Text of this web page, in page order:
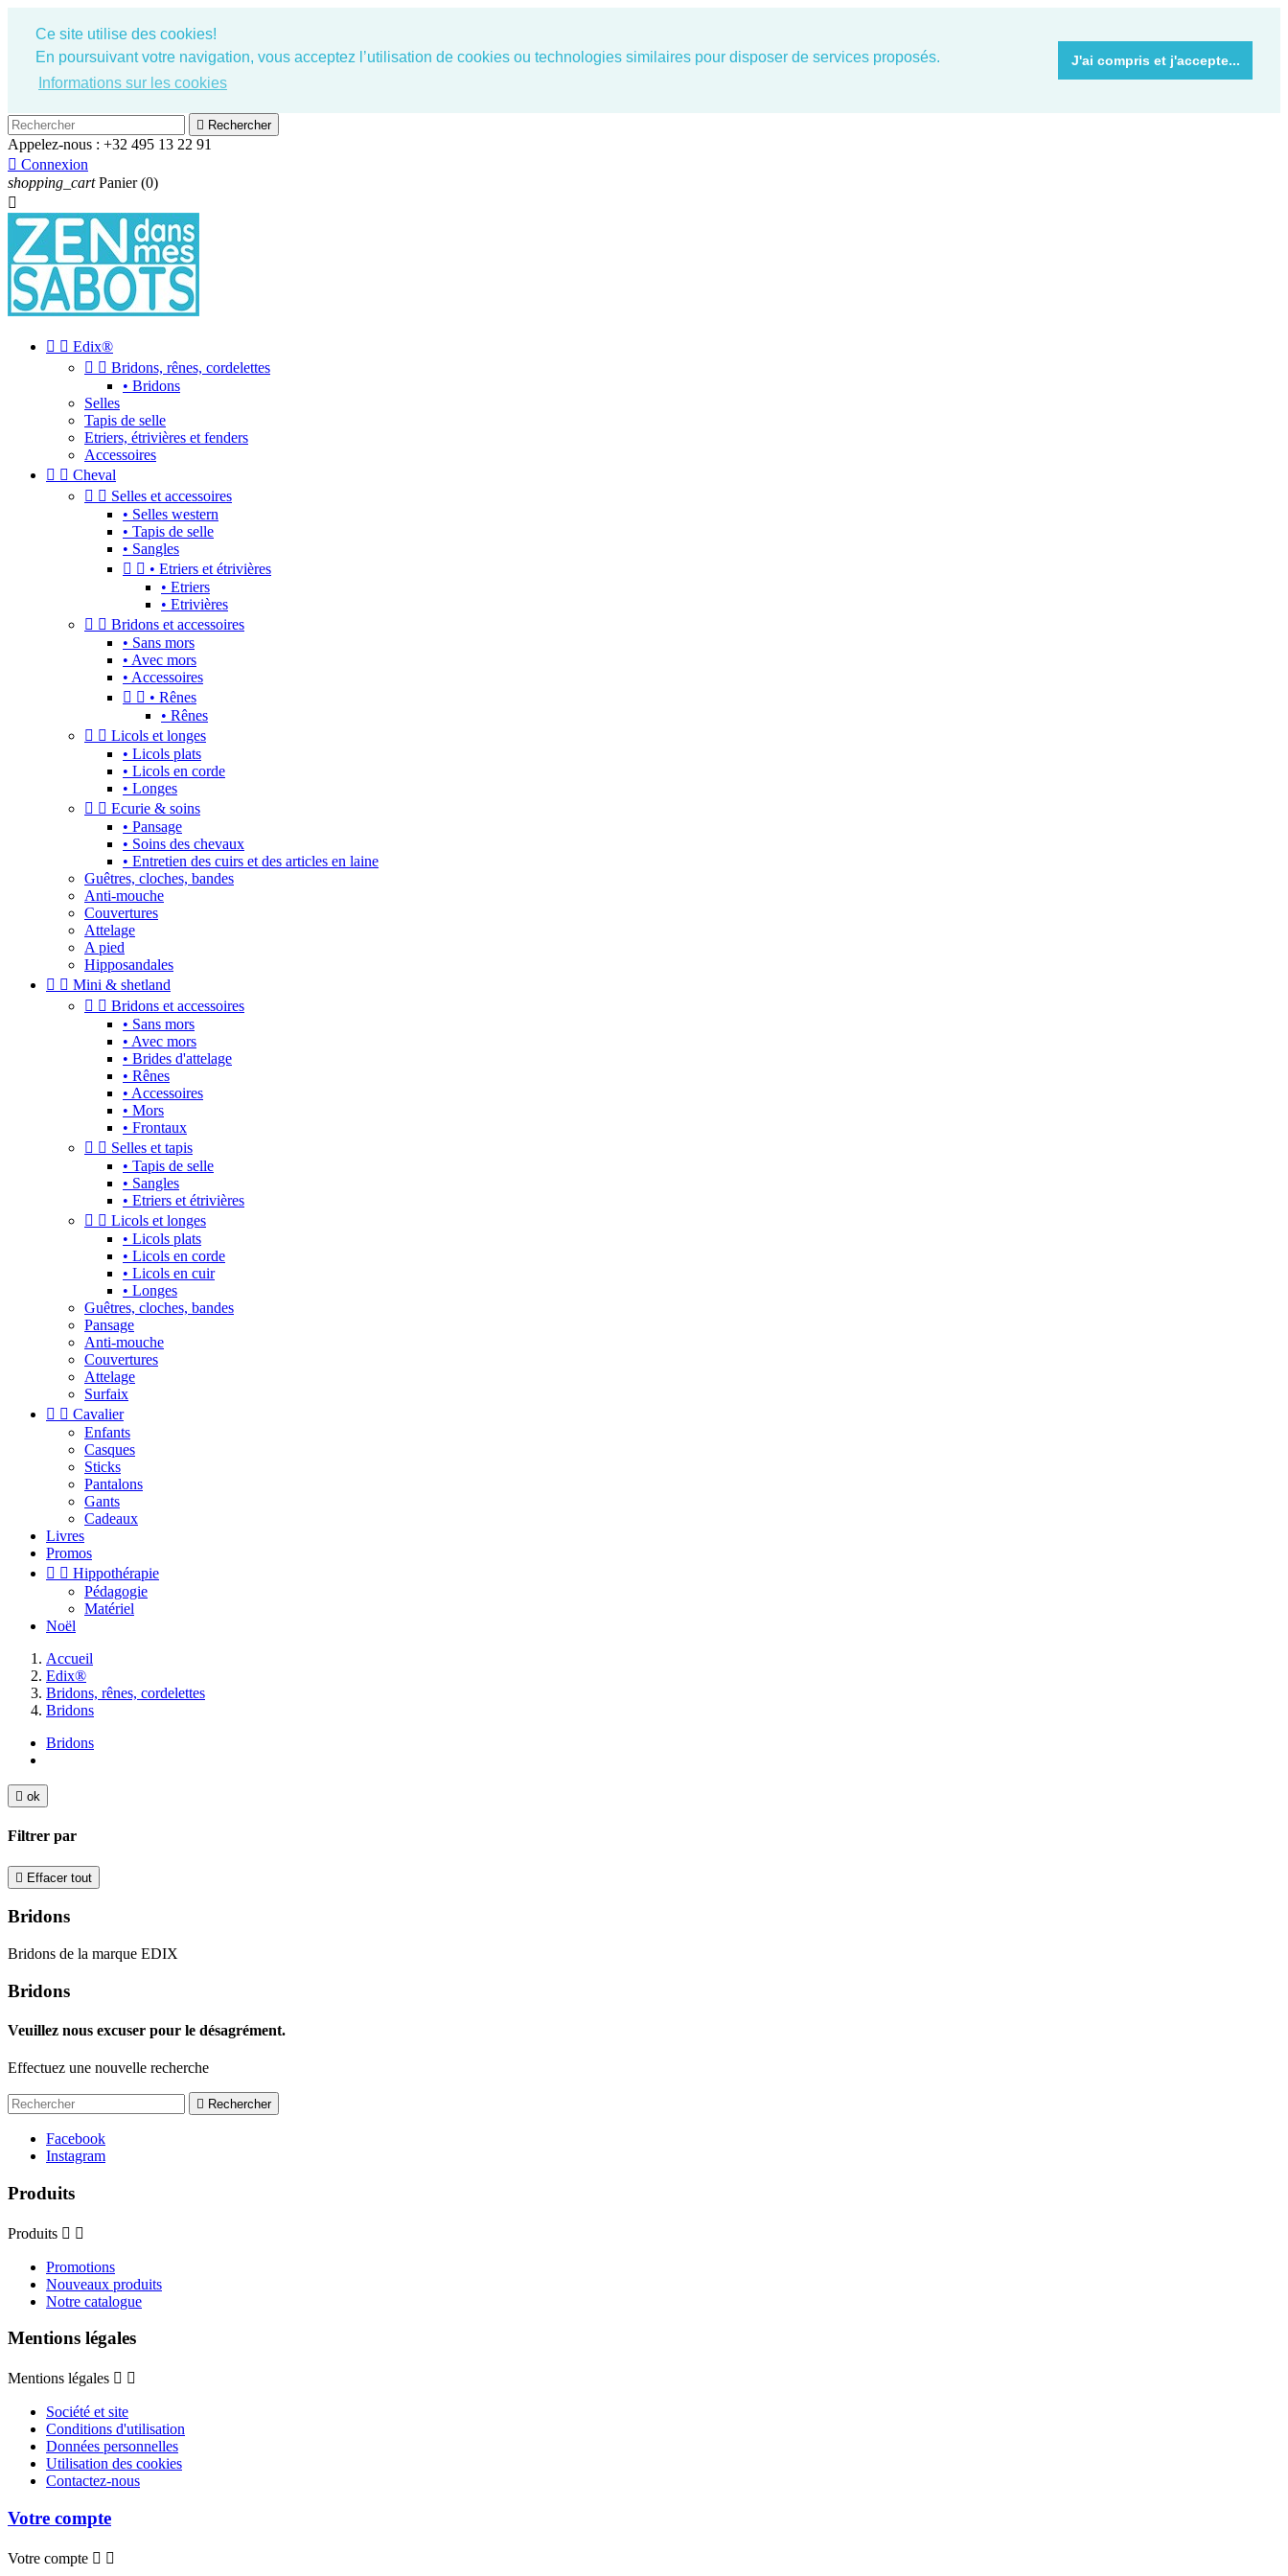
Ce site utilise des cookies!
En poursuivant votre navigation, vous acceptez l’utilisation de cookies ou technologies similaires pour disposer de services proposés.
Informations sur les cookies
J'ai compris et j'accepte...
 Rechercher
Appelez-nous : +32 495 13 22 91
 Connexion
shopping_cart Panier (0)

  Edix®
  Bridons, rênes, cordelettes
• Bridons
Selles
Tapis de selle
Etriers, étrivières et fenders
Accessoires
  Cheval
  Selles et accessoires
• Selles western
• Tapis de selle
• Sangles
  • Etriers et étrivières
• Etriers
• Etrivières
  Bridons et accessoires
• Sans mors
• Avec mors
• Accessoires
  • Rênes
• Rênes
  Licols et longes
• Licols plats
• Licols en corde
• Longes
  Ecurie & soins
• Pansage
• Soins des chevaux
• Entretien des cuirs et des articles en laine
Guêtres, cloches, bandes
Anti-mouche
Couvertures
Attelage
A pied
Hipposandales
  Mini & shetland
  Bridons et accessoires
• Sans mors
• Avec mors
• Brides d'attelage
• Rênes
• Accessoires
• Mors
• Frontaux
  Selles et tapis
• Tapis de selle
• Sangles
• Etriers et étrivières
  Licols et longes
• Licols plats
• Licols en corde
• Licols en cuir
• Longes
Guêtres, cloches, bandes
Pansage
Anti-mouche
Couvertures
Attelage
Surfaix
  Cavalier
Enfants
Casques
Sticks
Pantalons
Gants
Cadeaux
Livres
Promos
  Hippothérapie
Pédagogie
Matériel
Noël
Accueil
Edix®
Bridons, rênes, cordelettes
Bridons
Bridons
 ok
Filtrer par
 Effacer tout
Bridons
Bridons de la marque EDIX
Bridons
Veuillez nous excuser pour le désagrément.
Effectuez une nouvelle recherche
 Rechercher
Facebook
Instagram
Produits
Produits  
Promotions
Nouveaux produits
Notre catalogue
Mentions légales
Mentions légales  
Société et site
Conditions d'utilisation
Données personnelles
Utilisation des cookies
Contactez-nous
Votre compte
Votre compte  